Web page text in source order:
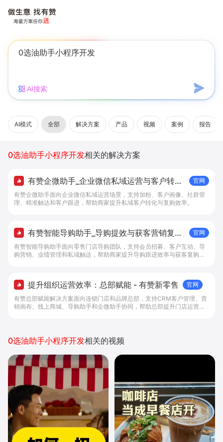
AI搜索
AI模式 全部 解决方案 产品 视频 案例 报告
0选油助手小程序开发相关的解决方案
有赞企微助手_企业微信私域运营与客户转化
工具 - 做生意, 找有赞
官网
有赞企微助手面向企业微信私域运营场景，支持加粉、客户画像、社群管
理、精准触达和客户跟进，帮助商家提升私域客户转化与复购效率。
有赞智能导购助手_导购提效与获客营销复购
解决方案 - 实现获客营销复购一体化
官网
有赞智能导购助手面向零售门店导购团队，支持会员招募、客户互动、导
购营销、业绩管理和私域触达，帮助商家提升导购跟进效率与获客复购能
提升组织运营效率：总部赋能 - 有赞新零售
官网
有赞总部赋能解决方案面向连锁门店和品牌总部，支持CRM客户管理、营
销画布、线上商城、导购助手和企微助手协同，帮助总部提升门店运营效
0选油助手小程序开发相关的视频